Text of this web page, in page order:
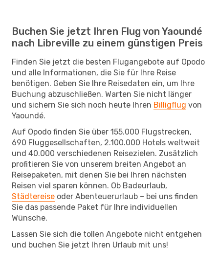
Buchen Sie jetzt Ihren Flug von Yaoundé
nach Libreville zu einem günstigen Preis
Finden Sie jetzt die besten Flugangebote auf Opodo
und alle Informationen, die Sie für Ihre Reise
benötigen. Geben Sie Ihre Reisedaten ein, um Ihre
Buchung abzuschließen. Warten Sie nicht länger
und sichern Sie sich noch heute Ihren Billigflug von
Yaoundé.
Auf Opodo finden Sie über 155.000 Flugstrecken,
690 Fluggesellschaften, 2.100.000 Hotels weltweit
und 40.000 verschiedenen Reisezielen. Zusätzlich
profitieren Sie von unserem breiten Angebot an
Reisepaketen, mit denen Sie bei Ihren nächsten
Reisen viel sparen können. Ob Badeurlaub,
Städtereise oder Abenteuerurlaub – bei uns finden
Sie das passende Paket für Ihre individuellen
Wünsche.
Lassen Sie sich die tollen Angebote nicht entgehen
und buchen Sie jetzt Ihren Urlaub mit uns!